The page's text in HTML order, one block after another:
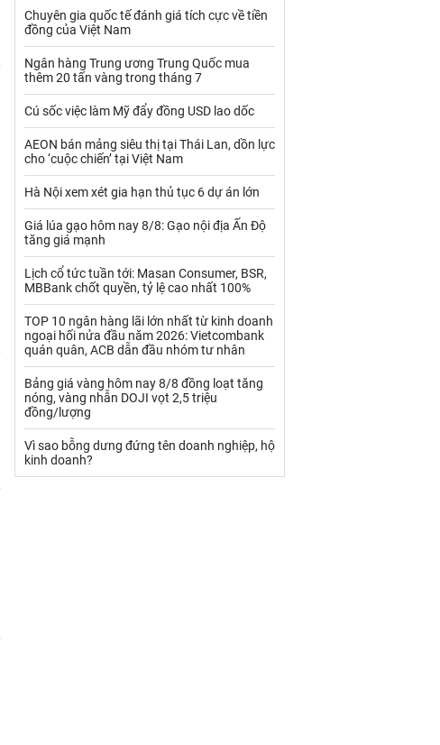
Khí đốt
Kim loại khác Mắc ca
Muối Ngũ cốc
Nhựa - Hạt nhựa
Palladium Phân bón
Rau - Củ -Quả Sắt thép
Sữa
Than Thức ăn chăn nuôi
Thủy hải sản khác Tôm
Vàng
VLXD khác
Xi măng - Clynker
Chuyên gia quốc tế đánh giá tích cực về tiền
đồng của Việt Nam
Ngân hàng Trung ương Trung Quốc mua
thêm 20 tấn vàng trong tháng 7
Cú sốc việc làm Mỹ đẩy đồng USD lao dốc
AEON bán mảng siêu thị tại Thái Lan, dồn lực
cho ‘cuộc chiến’ tại Việt Nam
Hà Nội xem xét gia hạn thủ tục 6 dự án lớn
Giá lúa gạo hôm nay 8/8: Gạo nội địa Ấn Độ
tăng giá mạnh
Lịch cổ tức tuần tới: Masan Consumer, BSR,
MBBank chốt quyền, tỷ lệ cao nhất 100%
TOP 10 ngân hàng lãi lớn nhất từ kinh doanh
ngoại hối nửa đầu năm 2026: Vietcombank
quán quân, ACB dẫn đầu nhóm tư nhân
Bảng giá vàng hôm nay 8/8 đồng loạt tăng
nóng, vàng nhẫn DOJI vọt 2,5 triệu
đồng/lượng
Vì sao bỗng dưng đứng tên doanh nghiệp, hộ
kinh doanh?